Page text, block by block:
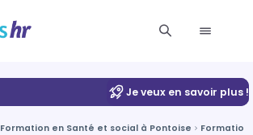
Je veux en savoir plus !
Formation en Santé et social à Pontoise Formation